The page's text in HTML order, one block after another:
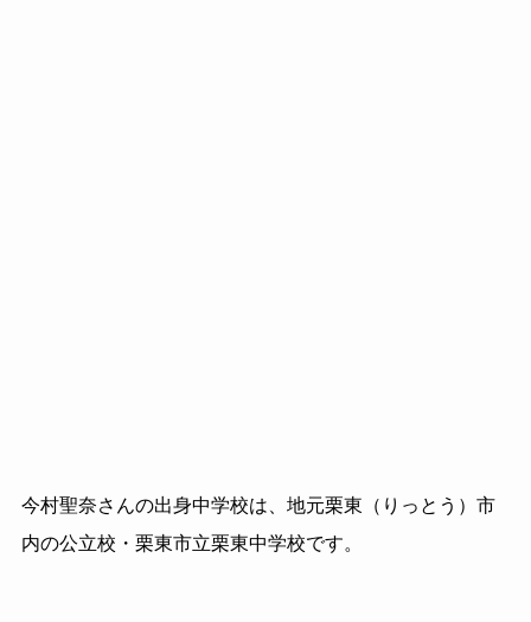
今村聖奈さんの出身中学校は、地元栗東（りっとう）市
内の公立校・栗東市立栗東中学校です。